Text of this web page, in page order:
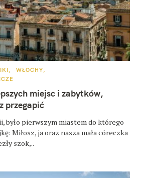
WŁOCHY
miejsc i zabytków,
przegapić
było pierwszym miastem do którego
Miłosz, ja oraz nasza mała córeczka
szok,..